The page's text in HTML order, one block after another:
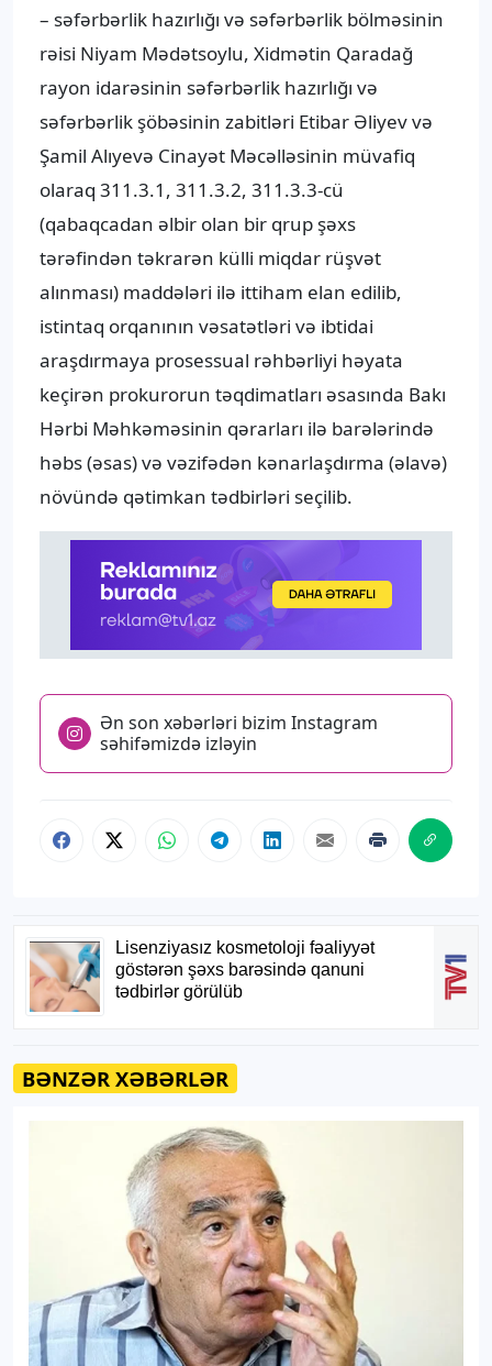
– səfərbərlik hazırlığı və səfərbərlik bölməsinin
rəisi Niyam Mədətsoylu, Xidmətin Qaradağ
rayon idarəsinin səfərbərlik hazırlığı və
səfərbərlik şöbəsinin zabitləri Etibar Əliyev və
Şamil Alıyevə Cinayət Məcəlləsinin müvafiq
olaraq 311.3.1, 311.3.2, 311.3.3-cü
(qabaqcadan əlbir olan bir qrup şəxs
tərəfindən təkrarən külli miqdar rüşvət
alınması) maddələri ilə ittiham elan edilib,
istintaq orqanının vəsatətləri və ibtidai
araşdırmaya prosessual rəhbərliyi həyata
keçirən prokurorun təqdimatları əsasında Bakı
Hərbi Məhkəməsinin qərarları ilə barələrində
həbs (əsas) və vəzifədən kənarlaşdırma (əlavə)
növündə qətimkan tədbirləri seçilib.
Ən son xəbərləri bizim Instagram
səhifəmizdə izləyin
BƏNZƏR XƏBƏRLƏR